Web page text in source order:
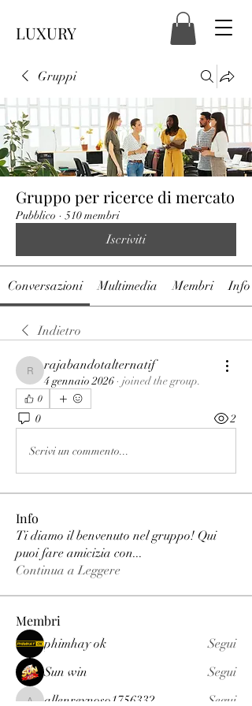
LUXURY
Gruppi
Gruppo per ricerce di mercato
Pubblico · 510 membri
Iscriviti
Conversazioni Multimedia Membri Info
Indietro
rajabandotalternatif
rajabandotalternatif
4 gennaio 2026 · joined the group.
0
0 2
Scrivi un commento...
Info
Ti diamo il benvenuto nel gruppo! Qui
puoi fare amicizia con...
Continua a Leggere
Membri
phimhay ok
Segui
Sun win
Segui
allenreynoso1756332 Segui